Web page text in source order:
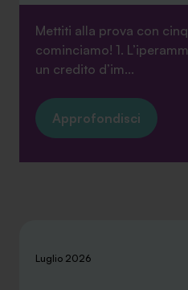
Mettiti alla prova con
cominciamo! 1.
un credito d’im...
Approfondisci
Luglio 2026